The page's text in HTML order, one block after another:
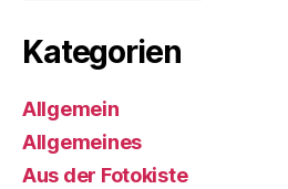
Kategorien
Allgemein
Allgemeines
Aus der Fotokiste